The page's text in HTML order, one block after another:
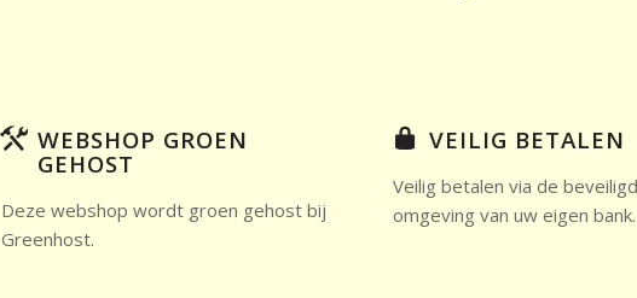
WEBSHOP GROEN
GEHOST
Deze webshop wordt groen gehost bij
Greenhost.
VEILIG BETALEN
Veilig betalen via de
omgeving van uw eigen bank.